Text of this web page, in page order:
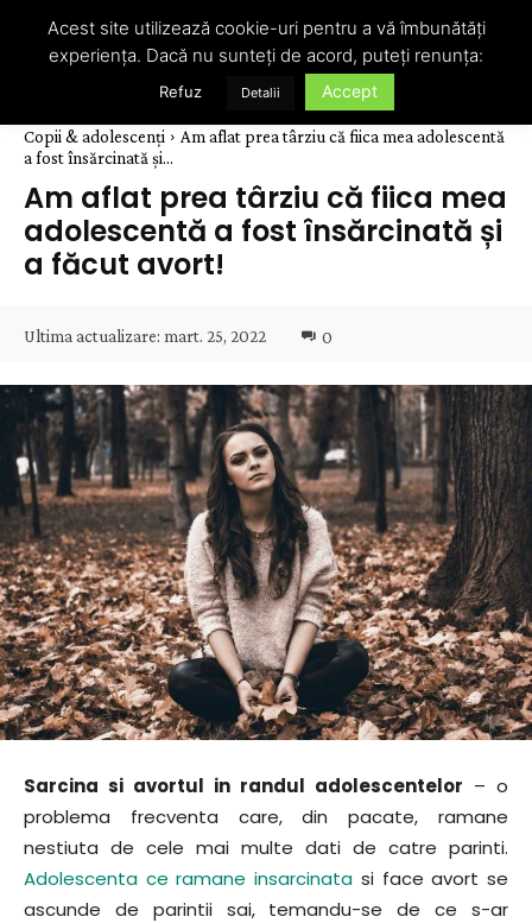
Copii & adolescenți
Am aflat prea târziu că fiica mea adolescentă
a fost însărcinată și...
Am aflat prea târziu că fiica mea
adolescentă a fost însărcinată și
a făcut avort!
Ultima actualizare: mart. 25, 2022 0
Sarcina si avortul in randul adolescentelor – o
problema frecventa care, din pacate, ramane
nestiuta de cele mai multe dati de catre parinti.
Adolescenta ce ramane insarcinata si face avort se
ascunde de parintii sai, temandu-se de ce s-ar
Acest site utilizează cookie-uri pentru a vă îmbunătăți
experiența. Dacă nu sunteți de acord, puteți renunța:
Refuz Detalii Accept